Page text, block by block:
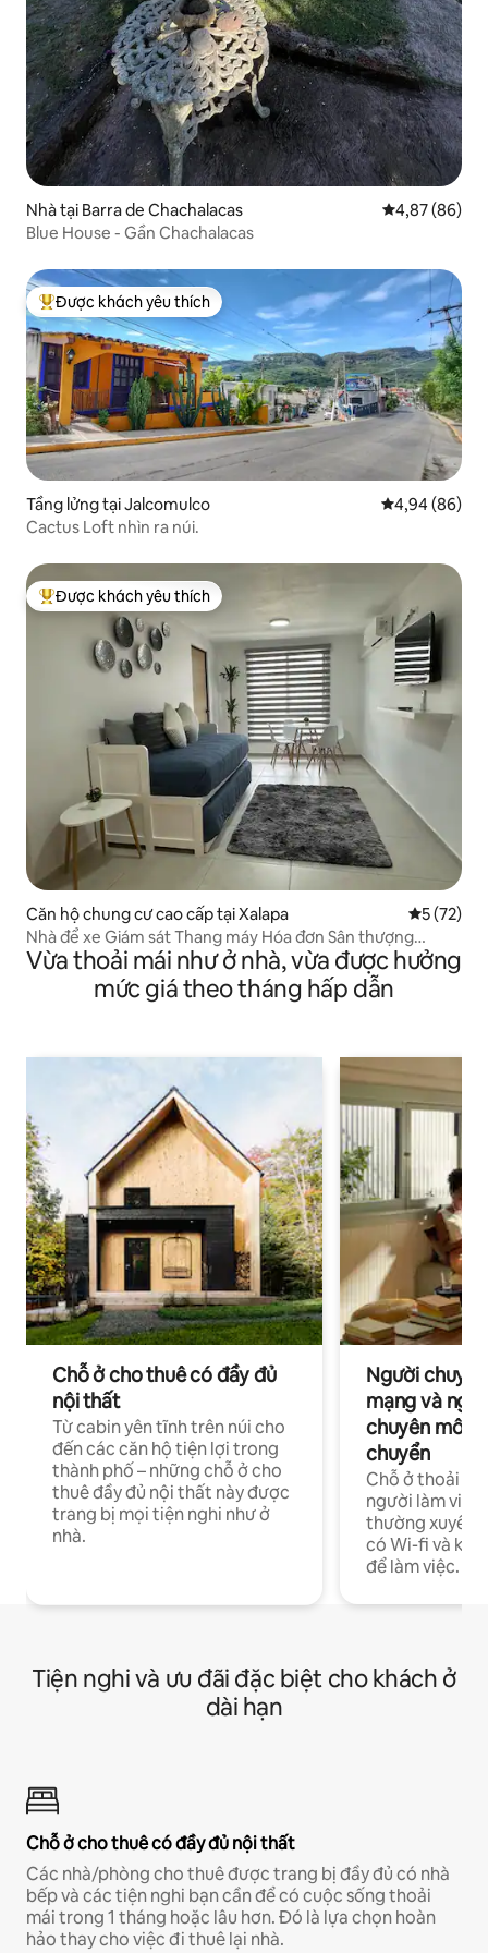
Nhà tại Barra de Chachalacas Xếp hạng
4,87 (86)
Blue House - Gần Chachalacas
Được khách yêu thích nhất
Được khách yêu thích
Tầng lửng tại Jalcomulco Xếp hạng
4,94 (86)
Cactus Loft nhìn ra núi.
Được khách yêu thích nhất
Được khách yêu thích
Căn hộ chung cư cao cấp tại Xalapa Xếp hạng
5 (72)
Nhà để xe Giám sát Thang máy Hóa đơn Sân thượng
Phòng tập C
Vừa thoải mái như ở nhà, vừa được hưởng
mức giá theo tháng hấp dẫn
Chỗ ở cho thuê có đầy đủ
nội thất
Từ cabin yên tĩnh trên núi cho
đến các căn hộ tiện lợi trong
thành phố – những chỗ ở cho
thuê đầy đủ nội thất này được
trang bị mọi tiện nghi như ở
nhà.
Người
mạng và
chuyên môn
chuyển
Chỗ ở thoải
người làm việc
thường xuyên
có Wi-fi và
để làm việc.
Tiện nghi và ưu đãi đặc biệt cho khách ở
dài hạn
Chỗ ở cho thuê có đầy đủ nội thất
Các nhà/phòng cho thuê được trang bị đầy đủ có nhà
bếp và các tiện nghi bạn cần để có cuộc sống thoải
mái trong 1 tháng hoặc lâu hơn. Đó là lựa chọn hoàn
hảo thay cho việc đi thuê lại nhà.